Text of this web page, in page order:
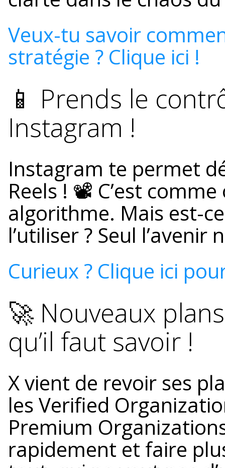
Veux-tu savoir
stratégie ? Clique ici !
📱 Prends le
Instagram !
Instagram te permet
Reels ! 📽️ C’est
algorithme. Mais est-
l’utiliser ? Seul l’avenir
Curieux ? Clique ici
🚀 Nouveaux
qu’il faut savoir !
X vient de revoir ses
les Verified
Premium
rapidement et faire